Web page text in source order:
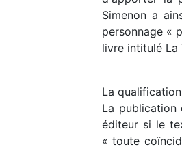
Simenon a
personnage «
livre intitulé La
La
La publication
éditeur si le
« toute